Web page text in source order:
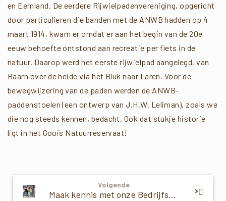
en Eemland. De eerdere Rijwielpadenvereniging, opgericht
door particulieren die banden met de ANWB hadden op 4
maart 1914, kwam er omdat er aan het begin van de 20e
eeuw behoefte ontstond aan recreatie per fiets in de
natuur. Daarop werd het eerste rijwielpad aangelegd, van
Baarn over de heide via het Bluk naar Laren. Voor de
bewegwijzering van de paden werden de ANWB-
paddenstoelen (een ontwerp van J.H.W. Leliman), zoals we
die nog steeds kennen, bedacht. Ook dat stukje historie
ligt in het Goois Natuurreservaat!
Verder
Lezen
Volgende
Maak kennis met onze Bedrijfsbeschermer Slokker Vastgoed bv